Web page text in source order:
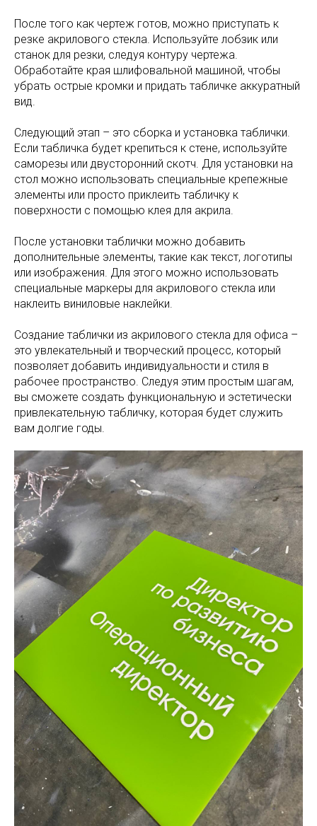
После того как чертеж готов, можно приступать к
резке акрилового стекла. Используйте лобзик или
станок для резки, следуя контуру чертежа.
Обработайте края шлифовальной машиной, чтобы
убрать острые кромки и придать табличке аккуратный
вид.
Следующий этап – это сборка и установка таблички.
Если табличка будет крепиться к стене, используйте
саморезы или двусторонний скотч. Для установки на
стол можно использовать специальные крепежные
элементы или просто приклеить табличку к
поверхности с помощью клея для акрила.
После установки таблички можно добавить
дополнительные элементы, такие как текст, логотипы
или изображения. Для этого можно использовать
специальные маркеры для акрилового стекла или
наклеить виниловые наклейки.
Создание таблички из акрилового стекла для офиса –
это увлекательный и творческий процесс, который
позволяет добавить индивидуальности и стиля в
рабочее пространство. Следуя этим простым шагам,
вы сможете создать функциональную и эстетически
привлекательную табличку, которая будет служить
вам долгие годы.